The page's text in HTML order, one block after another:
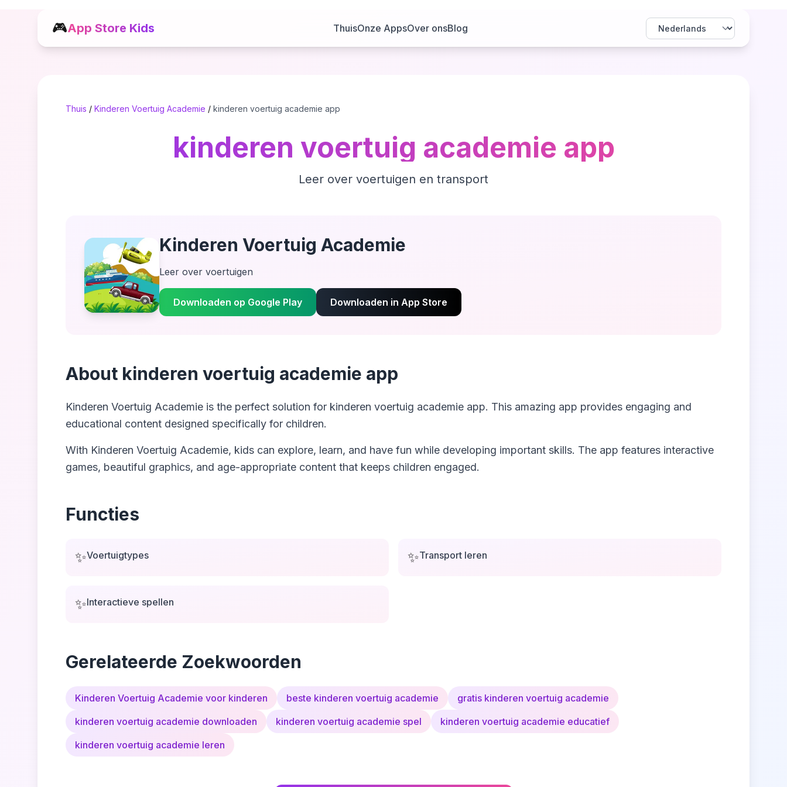
🎮App Store Kids ThuisOnze AppsOver onsBlog
Thuis / Kinderen Voertuig Academie / kinderen voertuig academie app
kinderen voertuig academie app
Leer over voertuigen en transport
Kinderen Voertuig Academie
Leer over voertuigen
Downloaden op Google Play Downloaden in App Store
About kinderen voertuig academie app
Kinderen Voertuig Academie is the perfect solution for kinderen voertuig academie app. This amazing app provides engaging and
educational content designed specifically for children.
With Kinderen Voertuig Academie, kids can explore, learn, and have fun while developing important skills. The app features interactive
games, beautiful graphics, and age-appropriate content that keeps children engaged.
Functies
✨Voertuigtypes ✨Transport leren
✨Interactieve spellen
Gerelateerde Zoekwoorden
Kinderen Voertuig Academie voor kinderen beste kinderen voertuig academie
gratis kinderen voertuig academie
kinderen voertuig academie downloaden
kinderen voertuig academie spel
kinderen voertuig academie educatief
kinderen voertuig academie leren